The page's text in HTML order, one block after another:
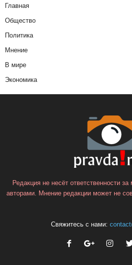
Главная
Общество
Политика
Мнение
В мире
Экономика
Редакция не несёт ответственности
авторами. Мнение редакции может не
Свяжитесь с нами: